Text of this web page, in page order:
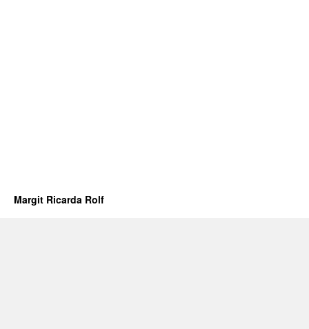
Margit Ricarda Rolf